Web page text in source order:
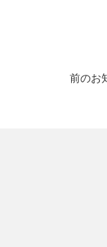
前のお